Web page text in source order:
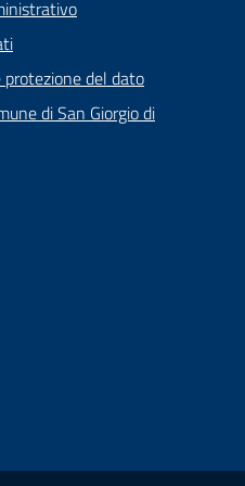
protezione del dato
di San Giorgio di